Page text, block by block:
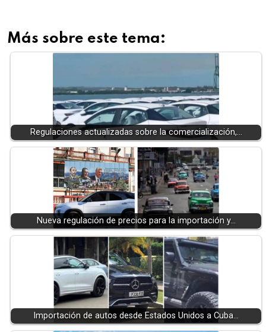
Más sobre este tema:
Regulaciones actualizadas sobre la comercialización,…
Nueva regulación de precios para la importación y…
Importación de autos desde Estados Unidos a Cuba…